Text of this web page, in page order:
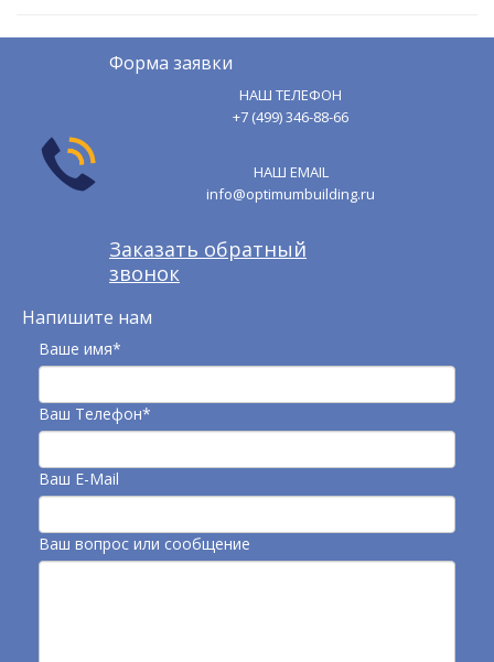
Форма заявки
НАШ ТЕЛЕФОН
+7 (499) 346-88-66
НАШ EMAIL
info@optimumbuilding.ru
Заказать обратный
звонок
Напишите нам
Ваше имя*
Ваш Телефон*
Ваш E-Mail
Ваш вопрос или сообщение